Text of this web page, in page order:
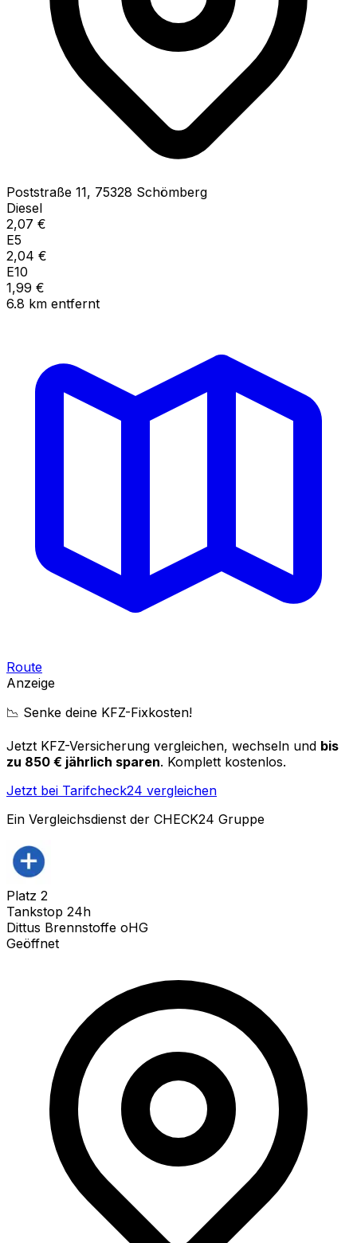
Poststraße 11, 75328 Schömberg
Diesel
2,07 €
E5
2,04 €
E10
1,99 €
6.8 km entfernt
Route
Anzeige
📉 Senke deine KFZ-Fixkosten!
Jetzt KFZ-Versicherung vergleichen, wechseln und bis
zu 850 € jährlich sparen. Komplett kostenlos.
Jetzt bei Tarifcheck24 vergleichen
Ein Vergleichsdienst der CHECK24 Gruppe
Platz 2
Tankstop 24h
Dittus Brennstoffe oHG
Geöffnet